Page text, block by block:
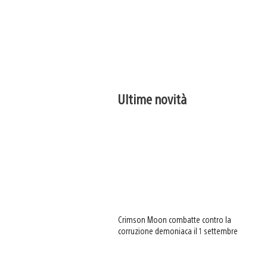
Ultime novità
Crimson Moon combatte contro la
corruzione demoniaca il 1 settembre